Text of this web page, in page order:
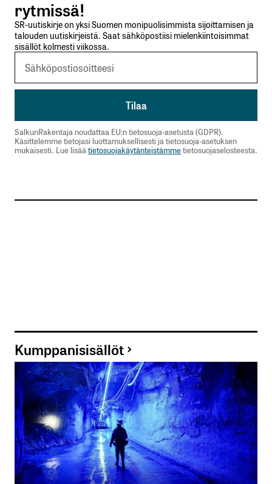
rytmissä!
SR-uutiskirje on yksi Suomen monipuolisimmista sijoittamisen ja
talouden uutiskirjeistä. Saat sähköpostiisi mielenkiintoisimmat
sisällöt kolmesti viikossa.
SalkunRakentaja noudattaa EU:n tietosuoja-asetusta (GDPR).
Käsittelemme tietojasi luottamuksellisesti ja tietosuoja-asetuksen
mukaisesti. Lue lisäätietosuojakäytänteistämmetietosuojaselosteesta.
Kumppanisisällöt